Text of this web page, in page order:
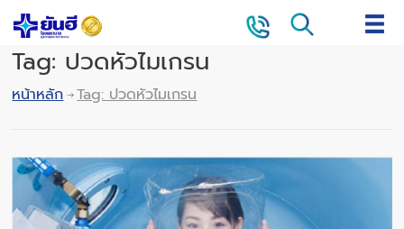
Tag: ปวดหัวไมเกรน
หน้าหลัก Tag: ปวดหัวไมเกรน